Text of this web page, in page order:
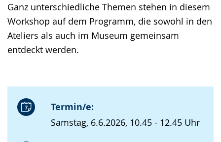
Ganz unterschiedliche Themen stehen in diesem
Workshop auf dem Programm, die sowohl in den
Ateliers als auch im Museum gemeinsam
entdeckt werden.
Termin/e:
Samstag, 6.6.2026, 10.45 - 12.45 Uhr